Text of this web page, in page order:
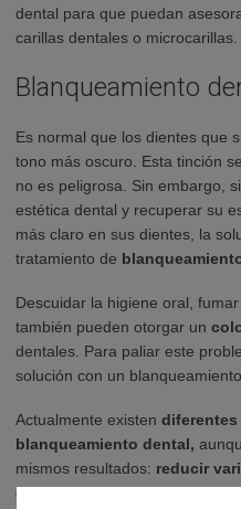
dental para que puedan
carillas dentales o microcarillas.
Blanqueamiento
Es normal que los dientes que
tono más oscuro. Esta tinción
no es peligrosa. Sin embargo,
estética dental y recuperar su
más claro en sus dientes, la
tratamiento de
Descuidar la higiene oral,
también pueden otorgar un
dentales. Para paliar este
solución con un
Actualmente existen diferentes
blanqueamiento dental,
mismos resultados: reducir
dentales.